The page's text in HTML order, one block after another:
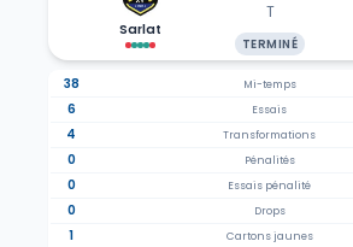
Sarlat
T
TERMINÉ
38 Mi-temps
6
Essais
4
Transformations
0
Pénalités
0
Essais pénalité
0
Drops
1
Cartons jaunes